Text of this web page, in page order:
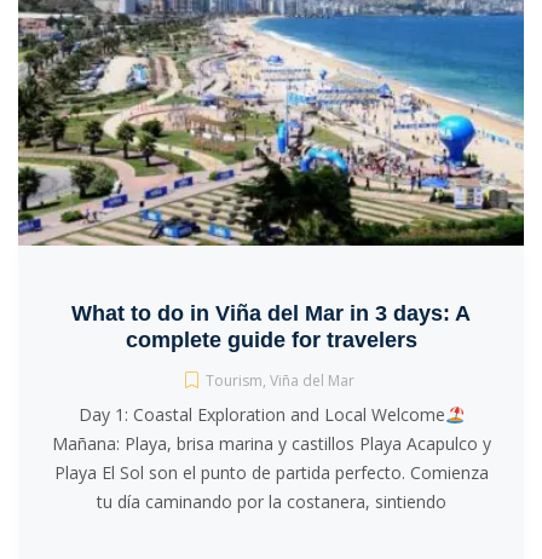
What to do in Viña del Mar in 3 days: A
complete guide for travelers
Tourism, Viña del Mar
Day 1: Coastal Exploration and Local Welcome
Mañana: Playa, brisa marina y castillos Playa Acapulco y
Playa El Sol son el punto de partida perfecto. Comienza
tu día caminando por la costanera, sintiendo